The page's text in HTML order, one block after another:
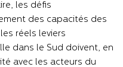
les défis
des capacités des
réels leviers
dans le Sud doivent, en
avec les acteurs du